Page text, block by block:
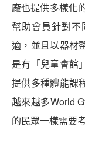
廠也提供多樣化
幫助會員針對
適，並且以器材
是有「兒童會館
提供多種體能課
越來越多World
的民眾一樣需要